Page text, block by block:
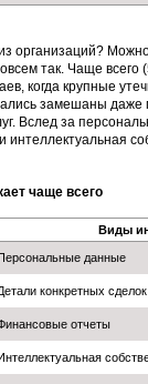
организаций?
так. Чаще
когда крупные
замешаны
Вслед за
интеллектуальная
чаще всего
Виды
данные
конкретных сделок
отчеты